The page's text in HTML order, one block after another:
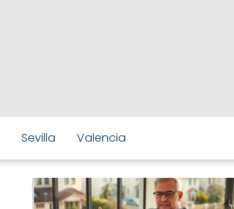
Sevilla Valencia